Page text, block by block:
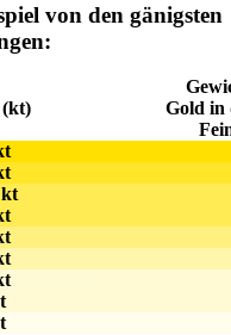
von den gänigsten
Gold in
kt